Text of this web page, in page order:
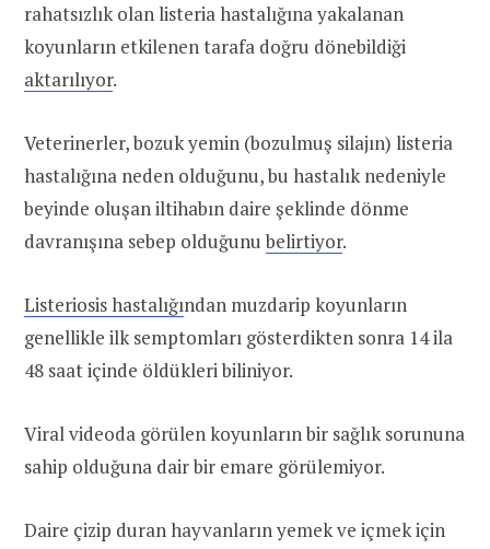
rahatsızlık olan listeria hastalığına yakalanan
koyunların etkilenen tarafa doğru dönebildiği
aktarılıyor.
Veterinerler, bozuk yemin (bozulmuş silajın) listeria
hastalığına neden olduğunu, bu hastalık nedeniyle
beyinde oluşan iltihabın daire şeklinde dönme
davranışına sebep olduğunubelirtiyor.
Listeriosis hastalığından muzdarip koyunların
genellikle ilk semptomları gösterdikten sonra 14 ila
48 saat içinde öldükleri biliniyor.
Viral videoda görülen koyunların bir sağlık sorununa
sahip olduğuna dair bir emare görülemiyor.
Daire çizip duran hayvanların yemek ve içmek için